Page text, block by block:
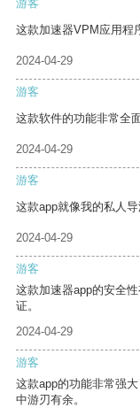
游客
这款加速器VPM应用程
2024-04-29
游客
这款软件的功能非常全
2024-04-29
游客
这款app就像我的私人
2024-04-29
游客
这款加速器app的安全
证。
2024-04-29
游客
这款app的功能非常强
中游刃有余。